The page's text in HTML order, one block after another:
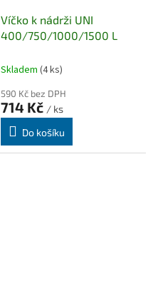
Víčko k nádrži UNI
400/750/1000/1500 L
Skladem (4 ks)
590 Kč bez DPH
714 Kč / ks
Do košíku